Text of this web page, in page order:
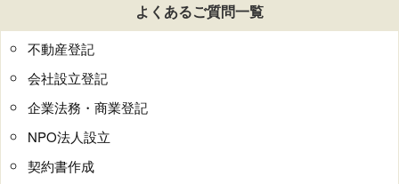
よくあるご質問一覧
不動産登記
会社設立登記
企業法務・商業登記
NPO法人設立
契約書作成